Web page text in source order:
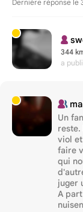
Dernière réponse le
344
a
Un
reste.
viol
faire
qui
juger
A